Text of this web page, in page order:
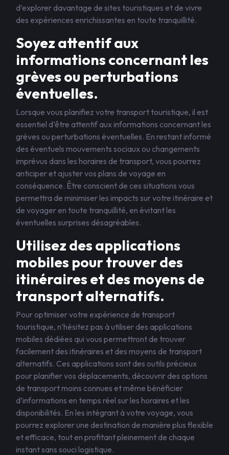
d’explorer davantage de sites touristiques et de vivre
des expériences enrichissantes en toute tranquillité.
Soyez attentif aux
informations concernant les
grèves ou perturbations
éventuelles.
Lorsque vous planifiez votre transport touristique, il est
essentiel d’être attentif aux informations concernant les
grèves ou perturbations éventuelles. En restant informé
des éventuels mouvements sociaux ou changements
imprévus dans les horaires de transport, vous pourrez
anticiper et ajuster vos plans de voyage en
conséquence. Être conscient de ces situations vous
permettra de minimiser les impacts sur votre itinéraire et
de voyager en toute tranquillité, en évitant les
éventuelles surprises désagréables.
Utilisez des applications
mobiles pour trouver des
itinéraires et des moyens de
transport alternatifs.
Pour optimiser votre expérience de transport
touristique, n’hésitez pas à utiliser des applications
mobiles dédiées qui vous permettront de trouver
facilement des itinéraires et des moyens de transport
alternatifs. Ces applications sont des outils précieux
pour planifier vos déplacements, découvrir des options
de transport moins connues et même bénéficier
d’informations en temps réel sur les horaires et les
disponibilités. En les intégrant à votre voyage, vous
pourrez explorer une destination de manière plus flexible
et efficace, tout en profitant pleinement de chaque
instant sans souci logistique.